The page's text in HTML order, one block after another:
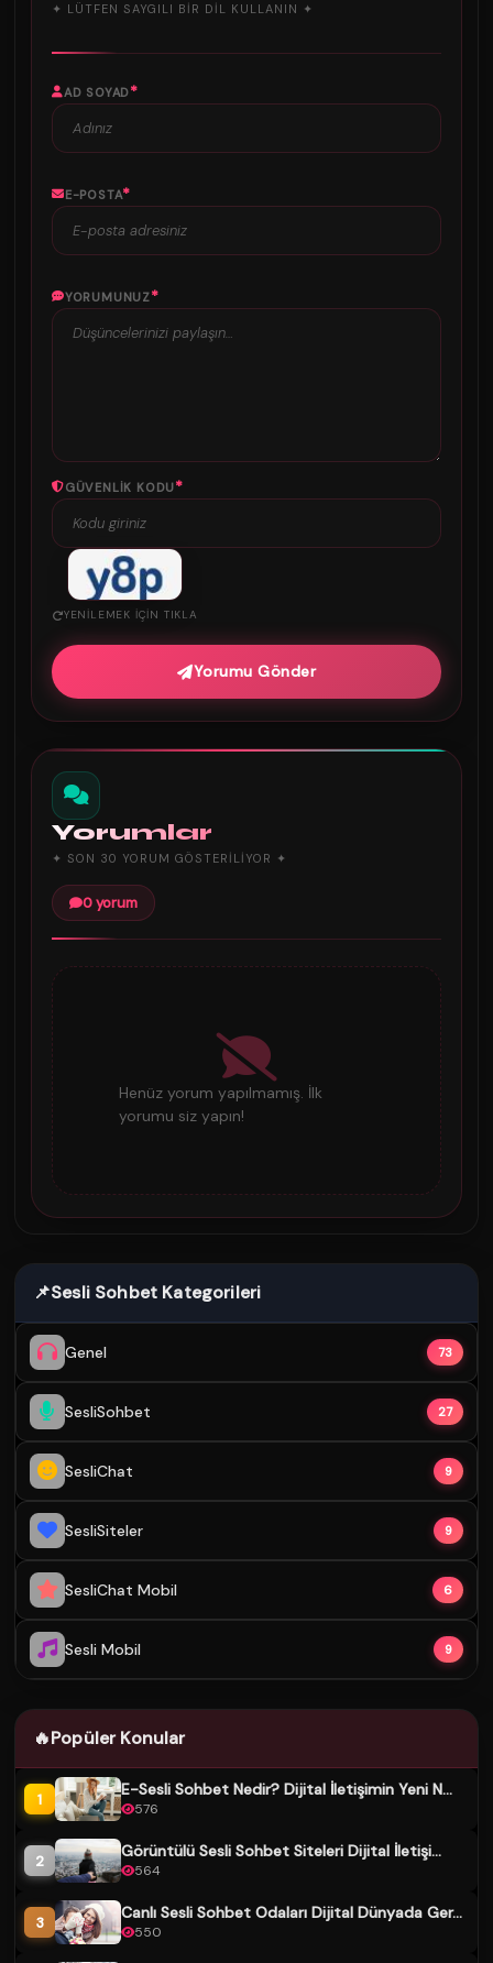
✦ LÜTFEN SAYGILI BIR DIL KULLANIN ✦
AD SOYAD*
E-POSTA*
YORUMUNUZ*
GÜVENLIK KODU*
YENILEMEK IÇIN TIKLA
Yorumu Gönder
Yorumlar
✦ SON 30 YORUM GÖSTERILIYOR ✦
0 yorum
Henüz yorum yapılmamış. İlk
yorumu siz yapın!
📌Sesli Sohbet Kategorileri
Genel 73
SesliSohbet 27
SesliChat 9
SesliSiteler 9
SesliChat Mobil 6
Sesli Mobil 9
🔥Popüler Konular
1 E-Sesli Sohbet Nedir? Dijital İletişimin Yeni N...
576
2 Görüntülü Sesli Sohbet Siteleri Dijital İletişi...
564
3 Canlı Sesli Sohbet Odaları Dijital Dünyada Ger...
550